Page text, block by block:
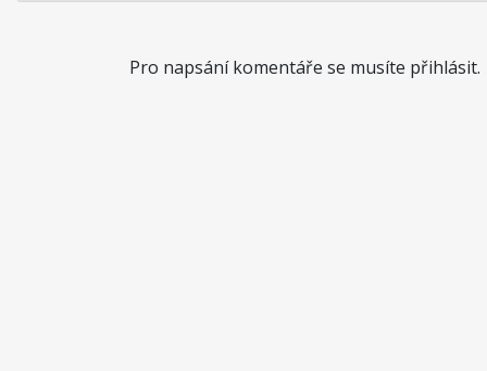
Pro napsání komentáře se musíte přihlásit.